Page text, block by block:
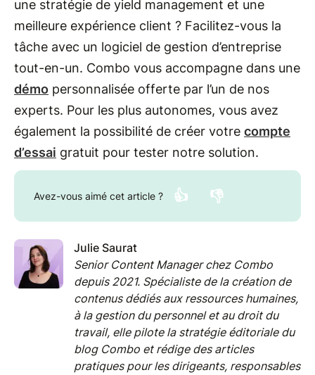
une stratégie de yield management et une
meilleure expérience client ? Facilitez-vous la
tâche avec un logiciel de gestion d’entreprise
tout-en-un. Combo vous accompagne dans une
démo personnalisée offerte par l’un de nos
experts. Pour les plus autonomes, vous avez
également la possibilité de créer votre compte
d’essai gratuit pour tester notre solution.
Avez-vous aimé cet article ? 👍 👎
Julie Saurat
Senior Content Manager chez Combo
depuis 2021. Spécialiste de la création de
contenus dédiés aux ressources humaines,
à la gestion du personnel et au droit du
travail, elle pilote la stratégie éditoriale du
blog Combo et rédige des articles
pratiques pour les dirigeants, responsables